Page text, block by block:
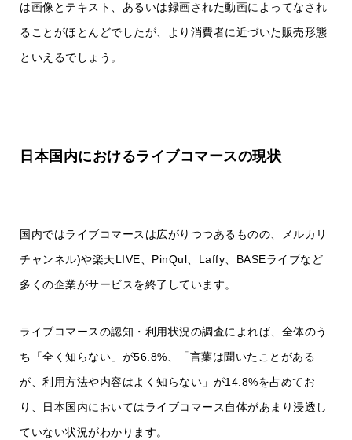
は画像とテキスト、あるいは録画された動画によってなされ
ることがほとんどでしたが、より消費者に近づいた販売形態
といえるでしょう。
日本国内におけるライブコマースの現状
国内ではライブコマースは広がりつつあるものの、メルカリ
チャンネル)や楽天LIVE、PinQul、Laffy、BASEライブなど
多くの企業がサービスを終了しています。
ライブコマースの認知・利用状況の調査によれば、全体のう
ち「全く知らない」が56.8%、「言葉は聞いたことがある
が、利用方法や内容はよく知らない」が14.8%を占めてお
り、日本国内においてはライブコマース自体があまり浸透し
ていない状況がわかります。